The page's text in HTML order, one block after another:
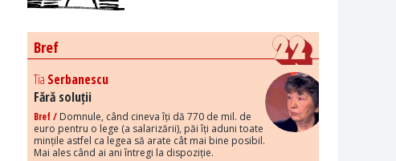
Bref
Tia Serbanescu
Fără soluții
Bref / Domnule, când cineva îți dă 770 de mil. de
euro pentru o lege (a salarizării), păi îți aduni toate
mințile astfel ca legea să arate cât mai bine posibil.
Mai ales când ai ani întregi la dispoziție.